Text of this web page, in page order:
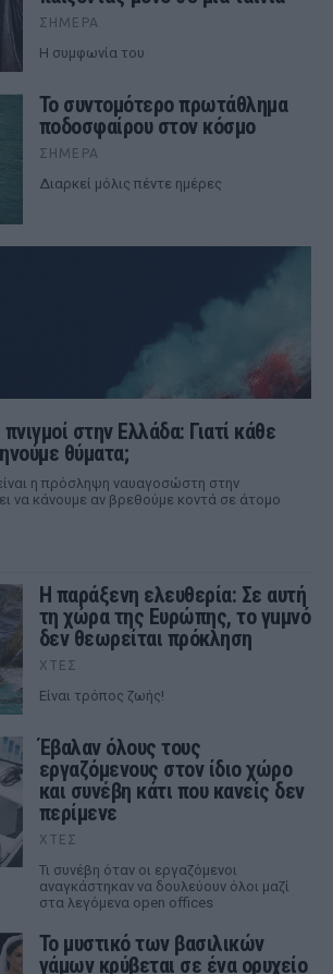
ΣΉΜΕΡΑ
Η συμφωνία του
Το συντομότερο πρωτάθλημα
ποδοσφαίρου στον κόσμο
ΣΉΜΕΡΑ
Διαρκεί μόλις πέντε ημέρες
στην Ελλάδα: Γιατί κάθε
θύματα;
η πρόσληψη ναυαγοσώστη στην
να κάνουμε αν βρεθούμε κοντά σε άτομο
Η παράξενη ελευθερία: Σε αυτή
τη χώρα της Ευρώπης, το γuμνό
δεν θεωρείται πρόκληση
ΧΤΕΣ
Είναι τρόπος ζωής!
Έβαλαν όλους τους
εργαζόμενους στον ίδιο χώρο
και συνέβη κάτι που κανείς δεν
περίμενε
ΧΤΕΣ
Τι συνέβη όταν οι εργαζόμενοι
αναγκάστηκαν να δουλεύουν όλοι μαζί
στα λεγόμενα open offices
Το μυστικό των βασιλικών
γάμων κρύβεται σε ένα ορυχείο